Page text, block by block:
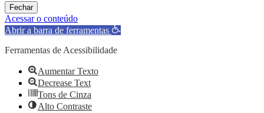
Fechar
Acessar o conteúdo
Abrir a barra de ferramentas
Ferramentas de Acessibilidade
Aumentar Texto
Decrease Text
Tons de Cinza
Alto Contraste